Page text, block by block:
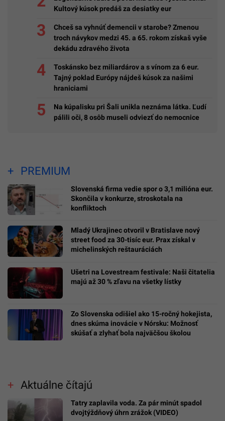
Kultový kúsok predáš za desiatky eur
Chceš sa vyhnúť demencii v starobe? Zmenou
troch návykov medzi 45. a 65. rokom získaš vyše
dekádu zdravého života
Toskánsko bez miliardárov a s vínom za 6 eur.
Tajný poklad Európy nájdeš kúsok za našimi
hraniciami
Na kúpalisku pri Šali unikla neznáma látka. Ľudí
pálili oči, 8 osôb museli odviezť do nemocnice
PREMIUM
Slovenská firma vedie spor o 3,1 milióna eur.
Skončila v konkurze, stroskotala na
konfliktoch
Mladý Ukrajinec otvoril v Bratislave nový
street food za 30-tisíc eur. Prax získal v
michelinských reštauráciách
Ušetri na Lovestream festivale: Naši čitatelia
majú až 30 % zľavu na všetky lístky
Zo Slovenska odišiel ako 15-ročný hokejista,
dnes skúma inovácie v Nórsku: Možnosť
skúšať a zlyhať bola najväčšou školou
Aktuálne čítajú
Tatry zaplavila voda. Za pár minút spadol
dvojtýždňový úhrn zrážok (VIDEO)